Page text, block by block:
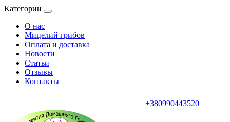
Категории
О нас
Мицелий грибов
Оплата и доставка
Новости
Статьи
Отзывы
Контакты
+380990443520